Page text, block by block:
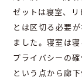
ゼットは寝室、リ
とは区切る必要
ました。寝室は
プライバシーの
という点から廊